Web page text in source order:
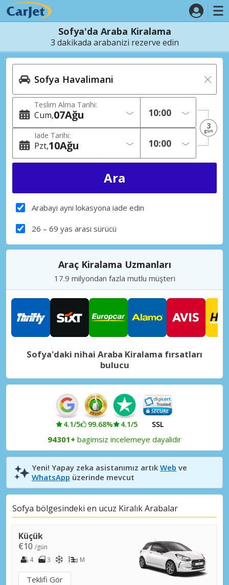
Sofya'da Araba Kiralama
3 dakikada arabanizi rezerve edin
Teslim Alma Tarihi:
Cum 07Ağu
Iade Tarihi:
Pzt 10Ağu
3
gün
Arabayi ayni lokasyona iade edin
26 – 69 yas arasi sürücü
Araç Kiralama Uzmanları
17.9 milyondan fazla mutlu müşteri
Sofya'daki nihai Araba Kiralama fırsatları
bulucu
4.1/5 99.68% 4.1/5 SSL
94301+ bagimsiz incelemeye dayalidir
Yeni! Yapay zeka asistanımız artık Web ve
WhatsApp üzerinde mevcut
Sofya bölgesindeki en ucuz Kiralık Arabalar
Küçük
€10 /gün
4
3 M
Teklifi Gör